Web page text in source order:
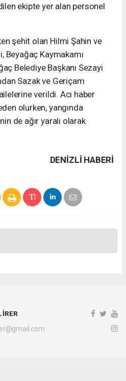
ekipte yer alan personel
şehit olan Hilmi Şahin ve
Beyağaç Kaymakamı
Belediye Başkanı Sezayi
Sazak ve Geriçam
verildi. Acı haber
olurken, yangında
de ağır yaralı olarak
DENIZLI HABERİ
İRER